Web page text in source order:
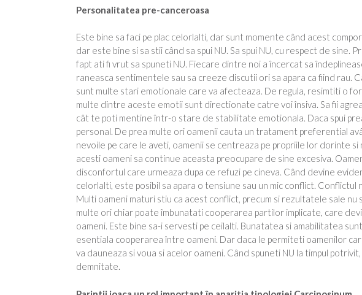
Personalitatea pre-canceroasa
Este bine sa faci pe plac celorlalti, dar sunt momente când acest
dar este bine si sa stii când sa spui NU. Sa spui NU, cu respect de sine.
fapt ati fi vrut sa spuneti NU. Fiecare dintre noi a încercat sa
raneasca sentimentele sau sa creeze discutii ori sa apara ca fiind rau.
sunt multe stari emotionale care va afecteaza. De regula, resimtiti o
multe dintre aceste emotii sunt directionate catre voi însiva. Sa fii
cât te poti mentine într-o stare de stabilitate emotionala. Daca spui
personal. De prea multe ori oamenii cauta un tratament preferential
nevoile pe care le aveti, oamenii se centreaza pe propriile lor dorinte si
acesti oameni sa continue aceasta preocupare de sine excesiva.
disconfortul care urmeaza dupa ce refuzi pe cineva. Când devine
celorlalti, este posibil sa apara o tensiune sau un mic conflict.
Multi oameni maturi stiu ca acest conflict, precum si rezultatele sale
multe ori chiar poate îmbunatati cooperarea partilor implicate, care
oameni. Este bine sa-i servesti pe ceilalti. Bunatatea si amabilitatea
esentiala cooperarea între oameni. Dar daca le permiteti oamenilor
va dauneaza si voua si acelor oameni. Când spuneti NU la timpul
demnitate.